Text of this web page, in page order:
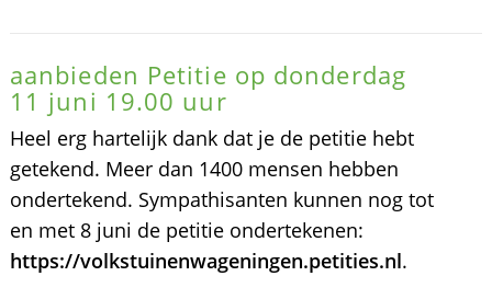
aanbieden Petitie op donderdag
11 juni 19.00 uur
Heel erg hartelijk dank dat je de petitie hebt
getekend. Meer dan 1400 mensen hebben
ondertekend. Sympathisanten kunnen nog tot
en met 8 juni de petitie ondertekenen:
https://volkstuinenwageningen.petities.nl.